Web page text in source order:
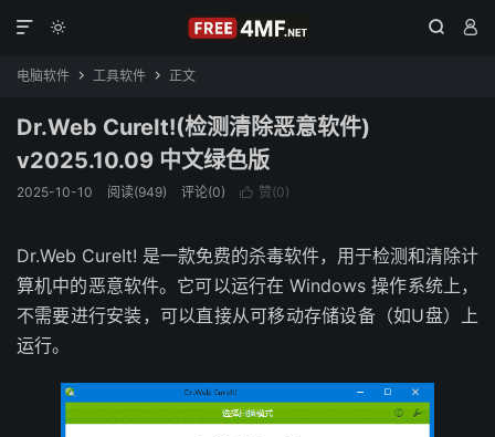
  

电脑软件  工具软件  正文
Dr.Web CureIt!(检测清除恶意软件)
v2025.10.09 中文绿色版
2025-10-10 阅读(949) 评论(0)  赞(0)
Dr.Web CureIt! 是一款免费的杀毒软件，用于检测和清除计
算机中的恶意软件。它可以运行在 Windows 操作系统上，
不需要进行安装，可以直接从可移动存储设备（如U盘）上
运行。